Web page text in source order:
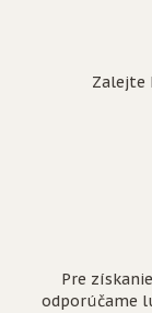
Zalejte
Pre
odporúčame